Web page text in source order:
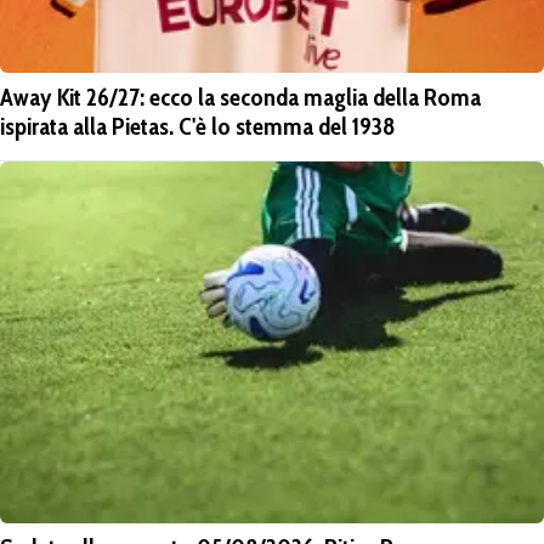
Away Kit 26/27: ecco la seconda maglia della Roma
ispirata alla Pietas. C'è lo stemma del 1938